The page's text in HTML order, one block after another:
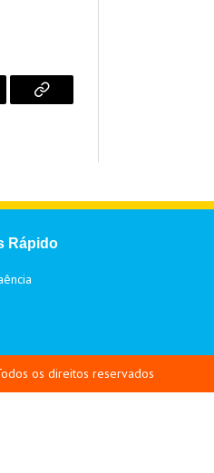
Copy
Rápido
os direitos reservados